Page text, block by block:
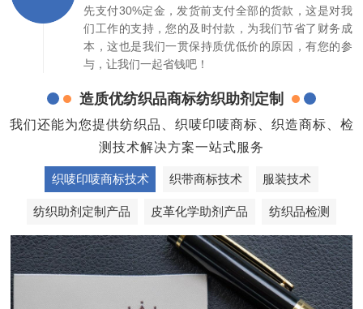
先支付30%定金，发货前支付全部的货款，这是对我
们工作的支持，您的及时付款，为我们节省了财务成
本，这也是我们一贯保持质优低价的原因，有您的参
与，让我们一起省钱吧！
造质优纺织品商标纺织助剂定制
我们还能为您提供纺织品、织唛印唛商标、织造商标、检
测技术解决方案一站式服务
织唛印唛商标技术 织带商标技术 服装技术
纺织助剂定制产品 皮革化学助剂产品 纺织品检测